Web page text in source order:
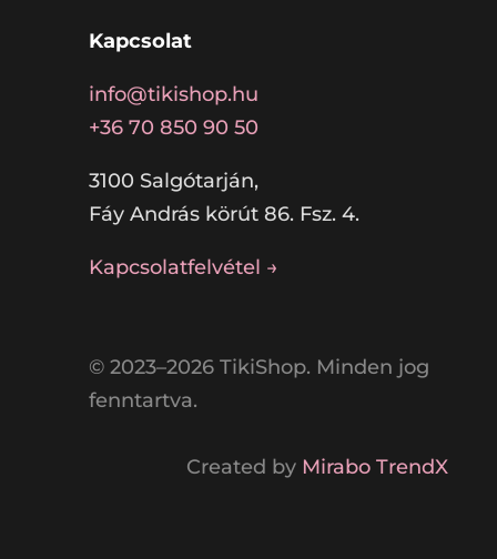
Kapcsolat
info@tikishop.hu
+36 70 850 90 50
3100 Salgótarján,
Fáy András körút 86. Fsz. 4.
Kapcsolatfelvétel →
© 2023–2026 TikiShop. Minden jog
fenntartva.
Created by Mirabo TrendX